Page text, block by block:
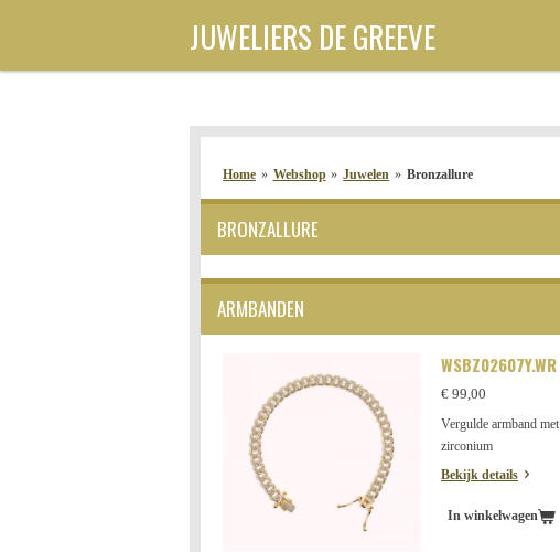
JUWELIERS DE GREEVE
Home » Webshop » Juwelen » Bronzallure
BRONZALLURE
ARMBANDEN
WSBZ02607Y.WR
€ 99,00
Vergulde armband met
zirconium
Bekijk details
In winkelwagen